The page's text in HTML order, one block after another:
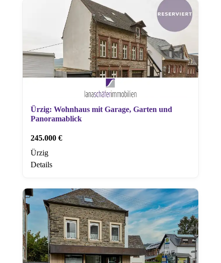
Ürzig: Wohnhaus mit Garage, Garten und
Panoramablick
245.000 €
Ürzig
Details